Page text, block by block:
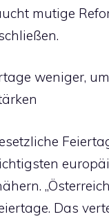
mutige
weniger, um
Das